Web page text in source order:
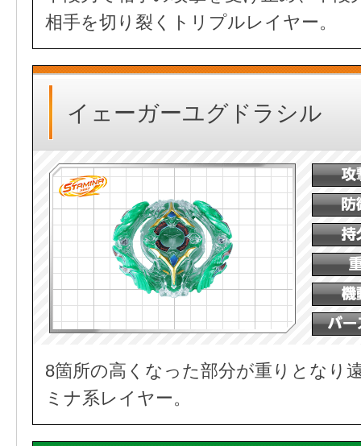
相手を切り裂くトリプルレイヤー。
イェーガーユグドラシル
8箇所の高くなった部分が重りとなり
ミナ系レイヤー。